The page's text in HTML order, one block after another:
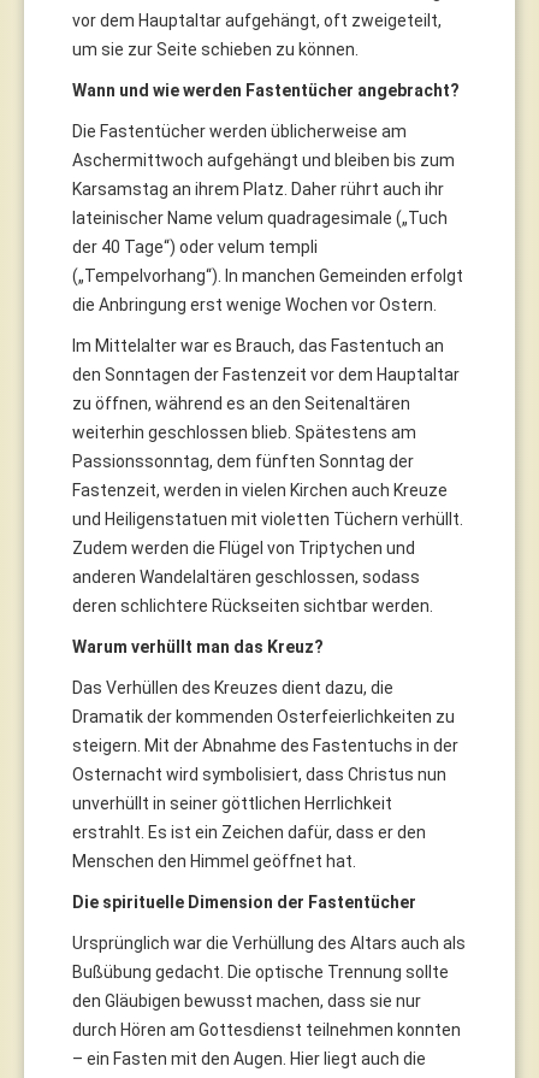
vor dem Hauptaltar aufgehängt, oft zweigeteilt,
um sie zur Seite schieben zu können.
Wann und wie werden Fastentücher angebracht?
Die Fastentücher werden üblicherweise am
Aschermittwoch aufgehängt und bleiben bis zum
Karsamstag an ihrem Platz. Daher rührt auch ihr
lateinischer Name velum quadragesimale („Tuch
der 40 Tage“) oder velum templi
(„Tempelvorhang“). In manchen Gemeinden erfolgt
die Anbringung erst wenige Wochen vor Ostern.
Im Mittelalter war es Brauch, das Fastentuch an
den Sonntagen der Fastenzeit vor dem Hauptaltar
zu öffnen, während es an den Seitenaltären
weiterhin geschlossen blieb. Spätestens am
Passionssonntag, dem fünften Sonntag der
Fastenzeit, werden in vielen Kirchen auch Kreuze
und Heiligenstatuen mit violetten Tüchern verhüllt.
Zudem werden die Flügel von Triptychen und
anderen Wandelaltären geschlossen, sodass
deren schlichtere Rückseiten sichtbar werden.
Warum verhüllt man das Kreuz?
Das Verhüllen des Kreuzes dient dazu, die
Dramatik der kommenden Osterfeierlichkeiten zu
steigern. Mit der Abnahme des Fastentuchs in der
Osternacht wird symbolisiert, dass Christus nun
unverhüllt in seiner göttlichen Herrlichkeit
erstrahlt. Es ist ein Zeichen dafür, dass er den
Menschen den Himmel geöffnet hat.
Die spirituelle Dimension der Fastentücher
Ursprünglich war die Verhüllung des Altars auch als
Bußübung gedacht. Die optische Trennung sollte
den Gläubigen bewusst machen, dass sie nur
durch Hören am Gottesdienst teilnehmen konnten
– ein Fasten mit den Augen. Hier liegt auch die